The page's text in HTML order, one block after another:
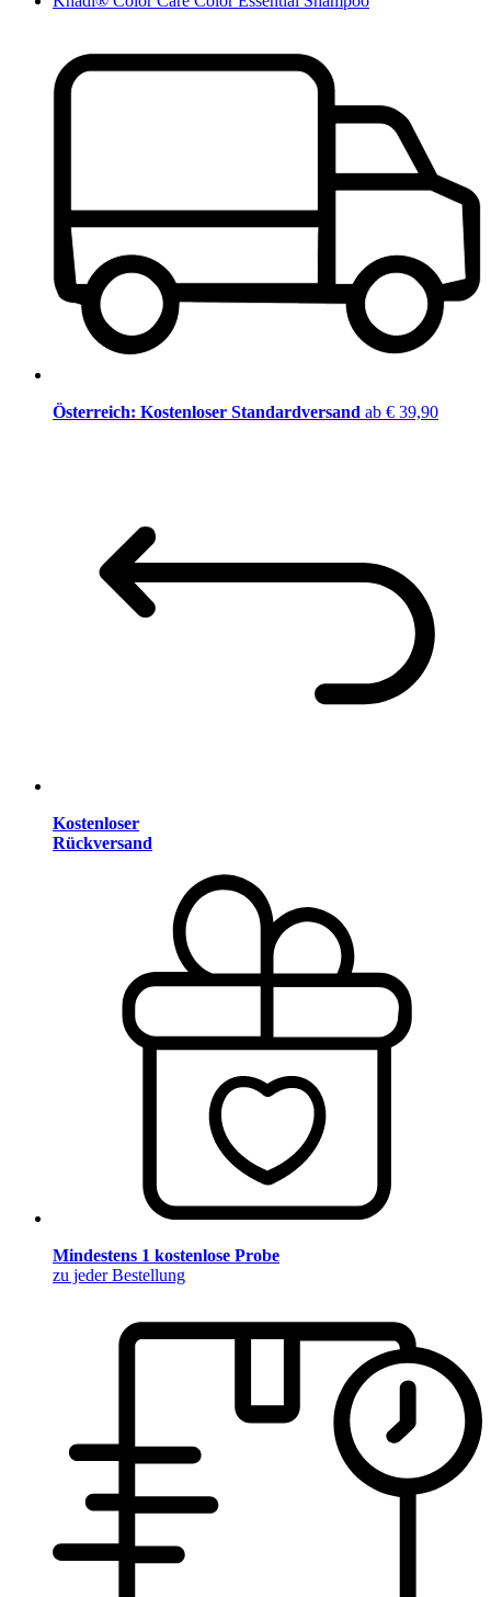
Österreich: Kostenloser Standardversand ab € 39,90
Kostenloser
Rückversand
Mindestens 1 kostenlose Probe
zu jeder Bestellung